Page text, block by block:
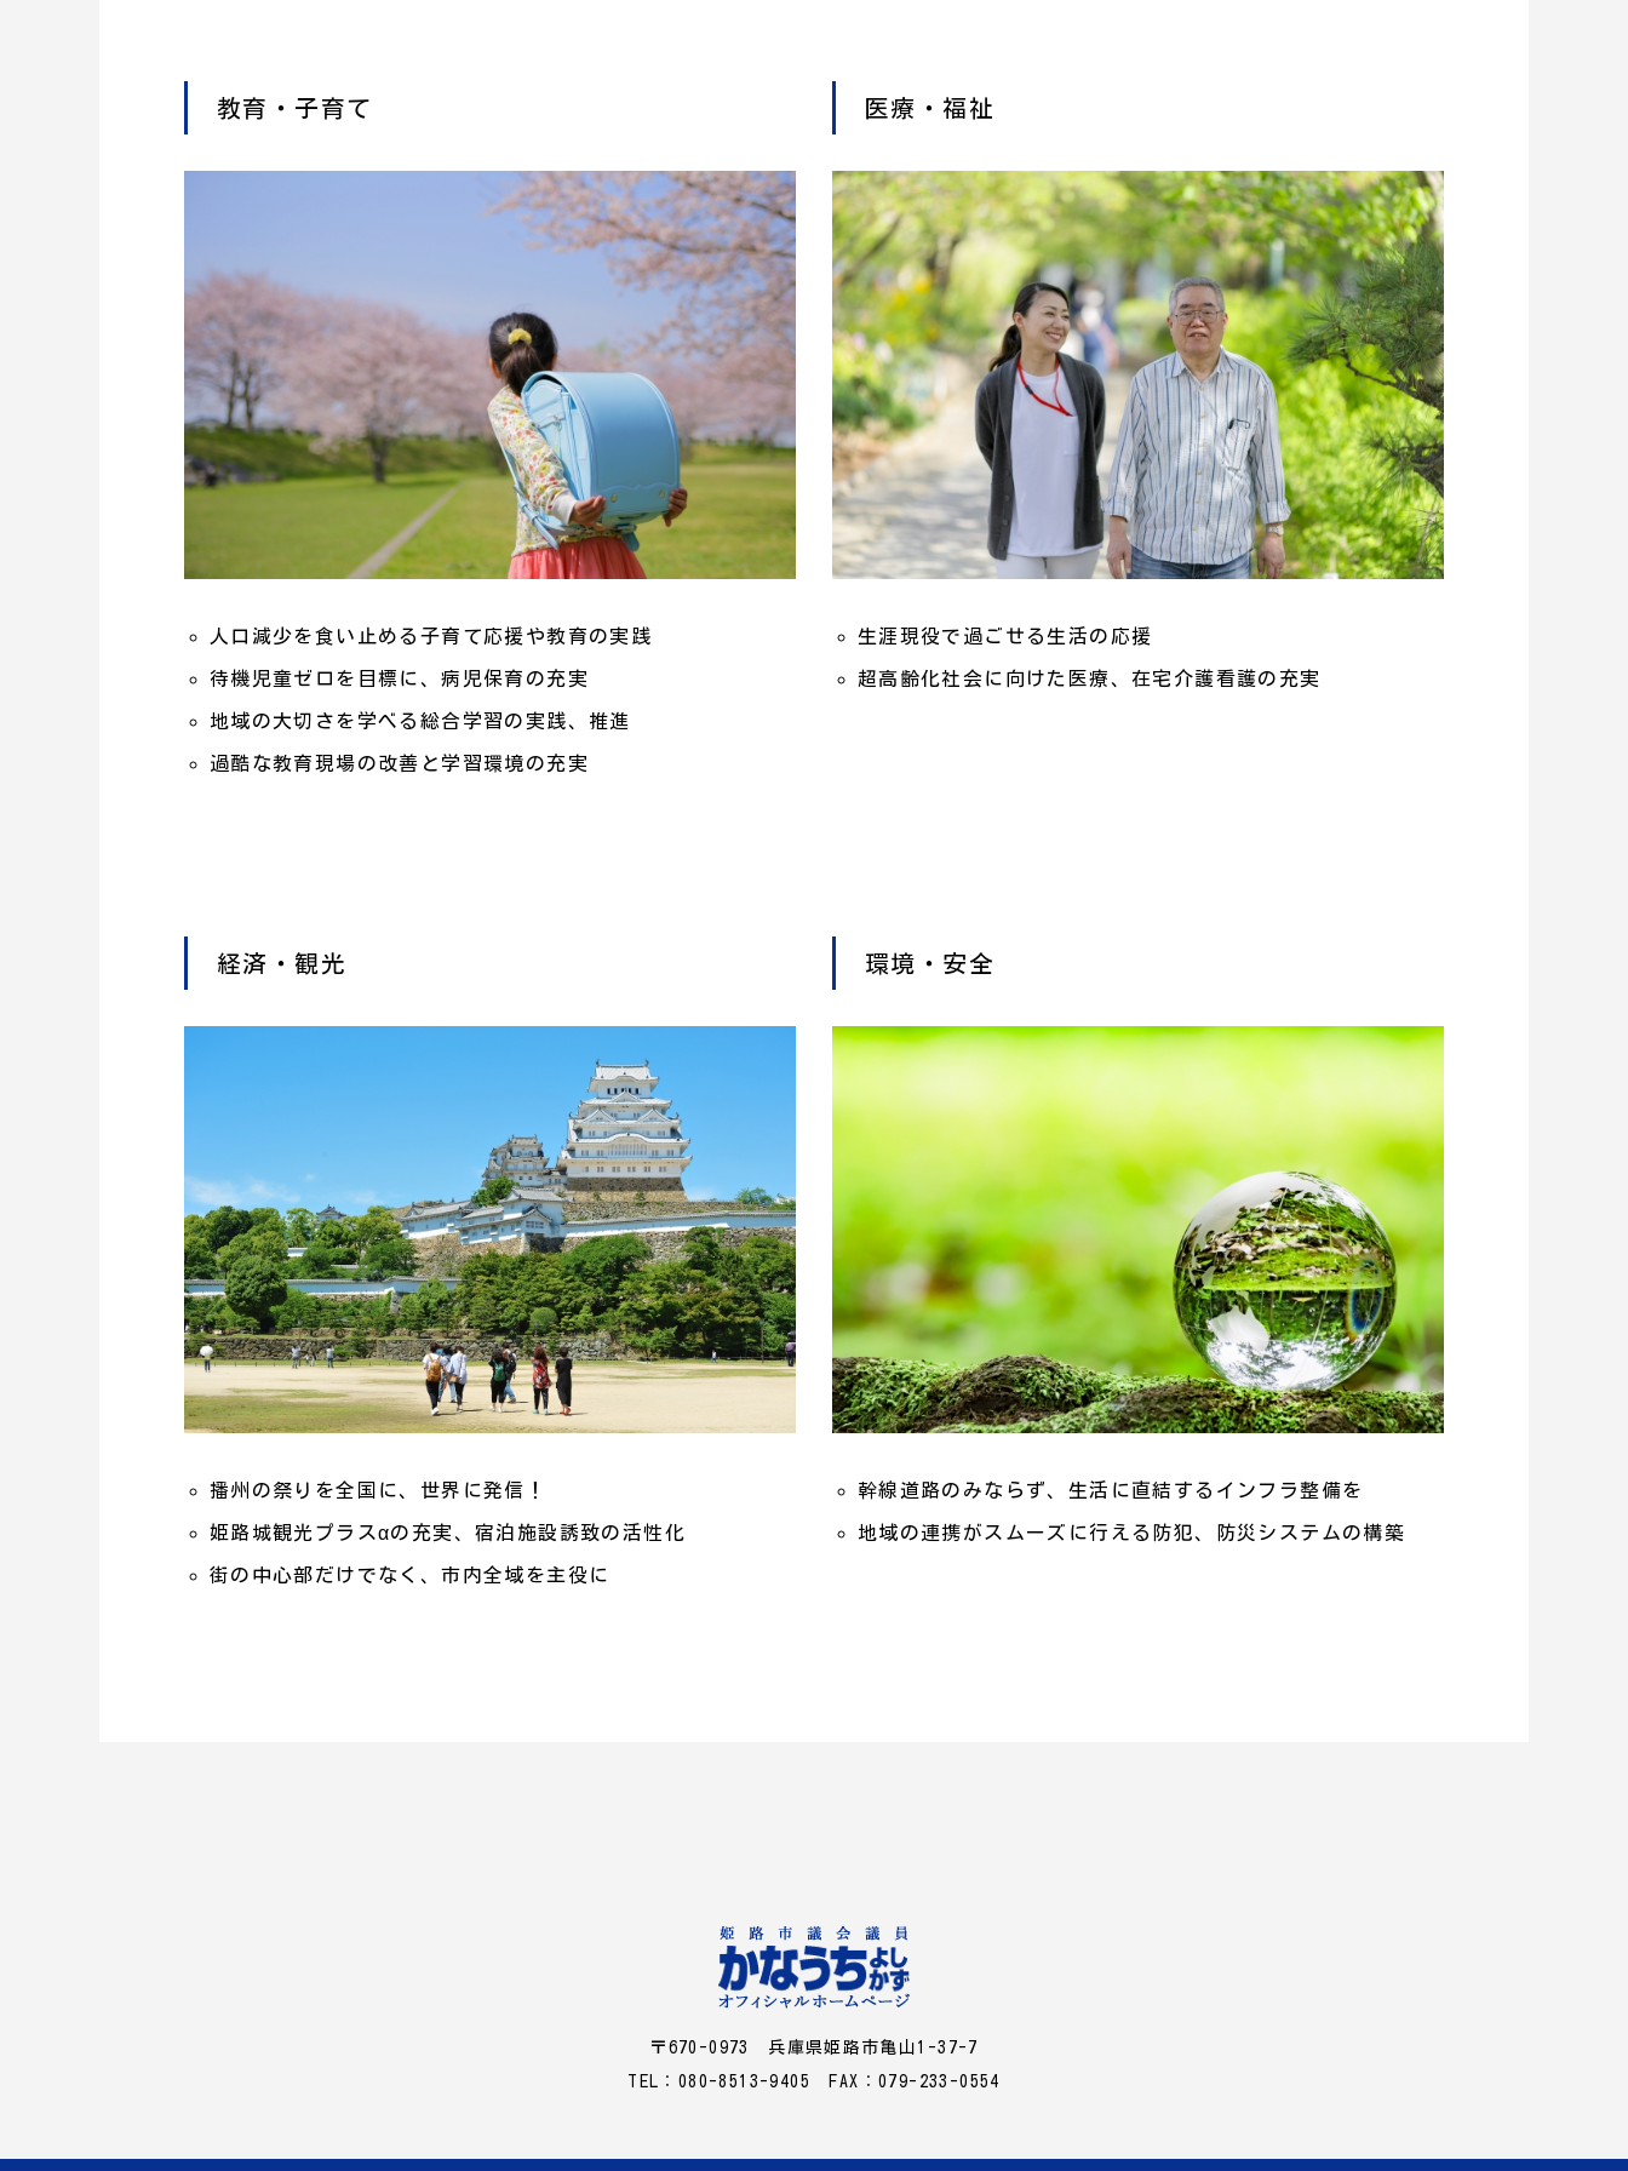
教育・子育て
人口減少を食い止める子育て応援や教育の実践
待機児童ゼロを目標に、病児保育の充実
地域の大切さを学べる総合学習の実践、推進
過酷な教育現場の改善と学習環境の充実
医療・福祉
生涯現役で過ごせる生活の応援
超高齢化社会に向けた医療、在宅介護看護の充実
経済・観光
播州の祭りを全国に、世界に発信！
姫路城観光プラスαの充実、宿泊施設誘致の活性化
街の中心部だけでなく、市内全域を主役に
環境・安全
幹線道路のみならず、生活に直結するインフラ整備を
地域の連携がスムーズに行える防犯、防災システムの構築
〒670-0973 兵庫県姫路市亀山1-37-7
TEL：080-8513-9405 FAX：079-233-0554